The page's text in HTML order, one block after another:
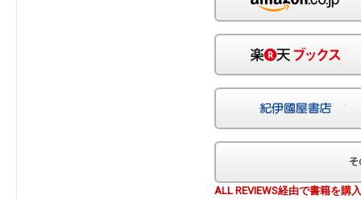
ALL REVIEWS経由で書籍を購